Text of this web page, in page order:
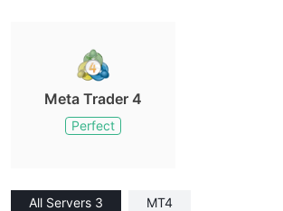
Meta Trader 4
Perfect
All Servers 3 MT4